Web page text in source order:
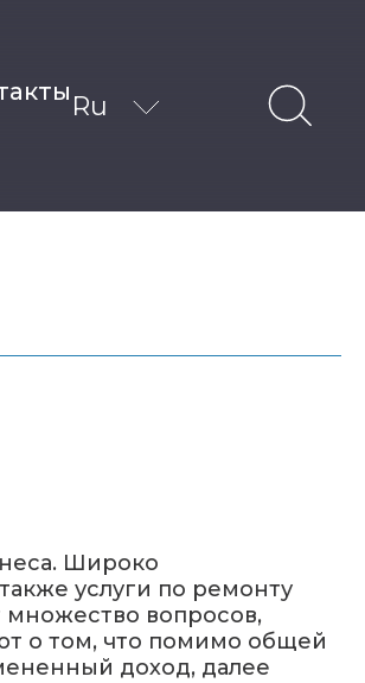
Ru
Широко
услуги по ремонту
вопросов,
о том, что помимо общей
доход, далее